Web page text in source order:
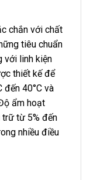
chắn với chất
tiêu chuẩn
với linh kiện
thiết kế để
40°C và
ẩm hoạt
từ 5% đến
nhiều điều